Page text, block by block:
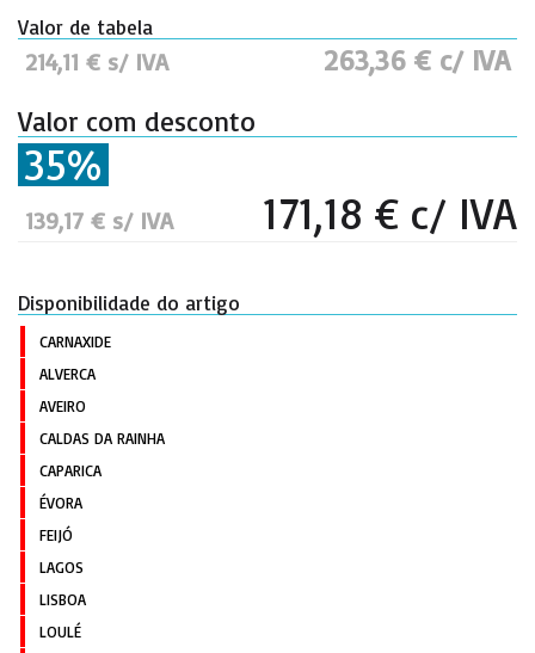
Valor de tabela
214,11 € s/ IVA 263,36 € c/ IVA
Valor com desconto
35%
139,17 € s/ IVA 171,18 € c/ IVA
Disponibilidade do artigo
CARNAXIDE
ALVERCA
AVEIRO
CALDAS DA RAINHA
CAPARICA
ÉVORA
FEIJÓ
LAGOS
LISBOA
LOULÉ